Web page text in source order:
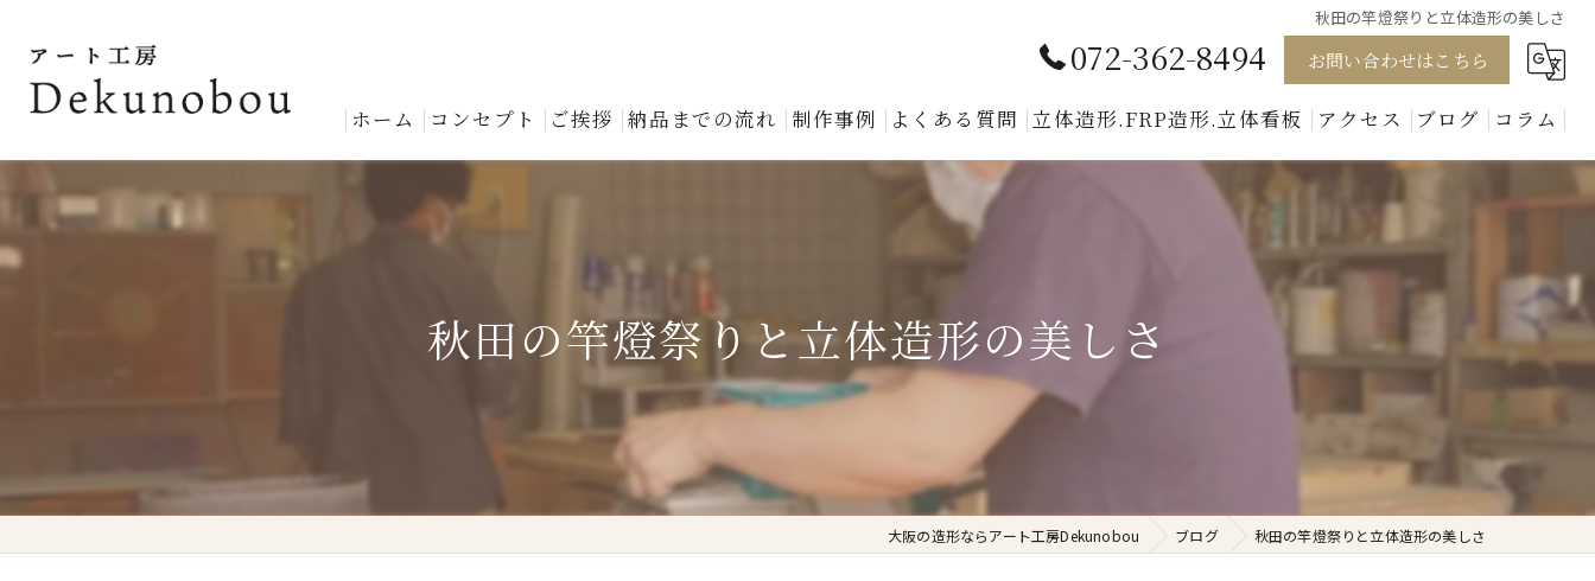
秋田の竿燈祭りと立体造形の美しさ
072-362-8494 お問い合わせはこちら
ホーム コンセプト ご挨拶 納品までの流れ 制作事例 よくある質問 立体造形.FRP造形.立体看板 アクセス ブログ コラム
秋田の竿燈祭りと立体造形の美しさ
大阪の造形ならアート工房Dekunobou ブログ 秋田の竿燈祭りと立体造形の美しさ